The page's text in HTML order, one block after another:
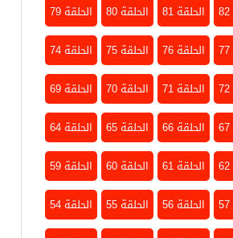
الحلقة 81 الحلقة 80
الحلقة 79
الحلقة 76 الحلقة 75
الحلقة 74
الحلقة 71 الحلقة 70
الحلقة 69
الحلقة 66 الحلقة 65
الحلقة 64
الحلقة 61 الحلقة 60
الحلقة 59
الحلقة 56 الحلقة 55
الحلقة 54